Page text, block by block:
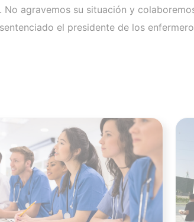
agravemos su situación y
el presidente de los
Ver noticia